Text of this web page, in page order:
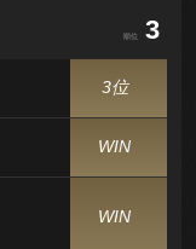
順位 3
3位
WIN
WIN